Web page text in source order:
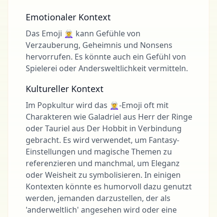
Emotionaler Kontext
Das Emoji 🧝‍♀️ kann Gefühle von
Verzauberung, Geheimnis und Nonsens
hervorrufen. Es könnte auch ein Gefühl von
Spielerei oder Andersweltlichkeit vermitteln.
Kultureller Kontext
Im Popkultur wird das 🧝‍♀️-Emoji oft mit
Charakteren wie Galadriel aus Herr der Ringe
oder Tauriel aus Der Hobbit in Verbindung
gebracht. Es wird verwendet, um Fantasy-
Einstellungen und magische Themen zu
referenzieren und manchmal, um Eleganz
oder Weisheit zu symbolisieren. In einigen
Kontexten könnte es humorvoll dazu genutzt
werden, jemanden darzustellen, der als
'anderweltlich' angesehen wird oder eine